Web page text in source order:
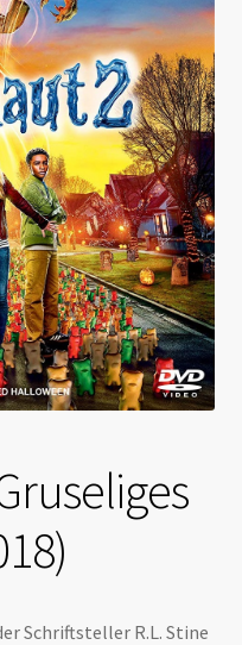
Schriftsteller R.L. Stine